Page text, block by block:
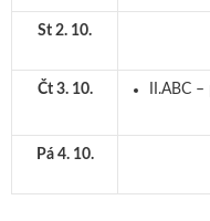
St 2. 10.
Čt 3. 10. II.ABC
Pá 4. 10.